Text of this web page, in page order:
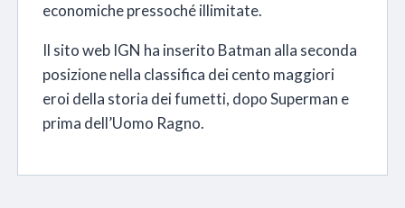
economiche pressoché illimitate.
Il sito web IGN ha inserito Batman alla seconda
posizione nella classifica dei cento maggiori
eroi della storia dei fumetti, dopo Superman e
prima dell’Uomo Ragno.